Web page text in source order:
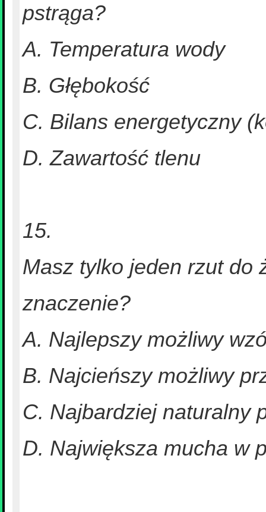
pstrąga?
A. Temperatura wody
B. Głębokość
C. Bilans energetyczny
D. Zawartość tlenu
15.
Masz tylko jeden rzut do
znaczenie?
A. Najlepszy możliwy
B. Najcieńszy możliwy
C. Najbardziej naturalny
D. Największa mucha w